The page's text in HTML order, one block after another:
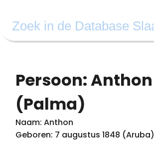
Persoon: Anthon
(Palma)
Naam: Anthon
Geboren: 7 augustus 1848 (Aruba)